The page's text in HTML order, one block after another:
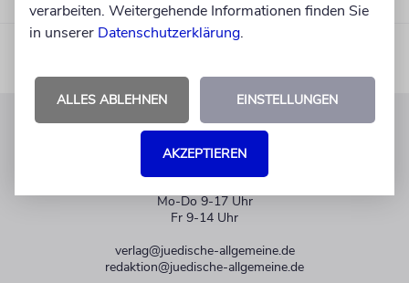
KUNDENSERVICE
Mo-Do 9-17 Uhr
Fr 9-14 Uhr
verlag@juedische-allgemeine.de
redaktion@juedische-allgemeine.de
verarbeiten. Weitergehende Informationen finden Sie
in unserer Datenschutzerklärung.
ALLES ABLEHNEN EINSTELLUNGEN
AKZEPTIEREN